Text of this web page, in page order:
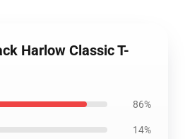
Harlow Classic T-
86%
14%